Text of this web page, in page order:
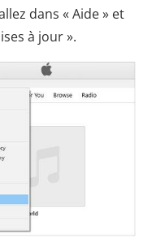
dans « Aide » et
à jour ».